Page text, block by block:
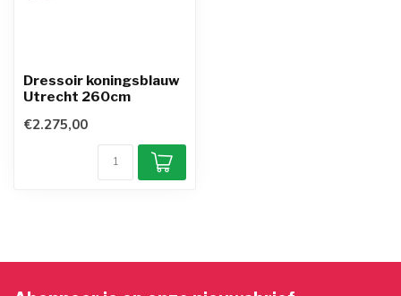
Dressoir koningsblauw
Utrecht 260cm
€2.275,00